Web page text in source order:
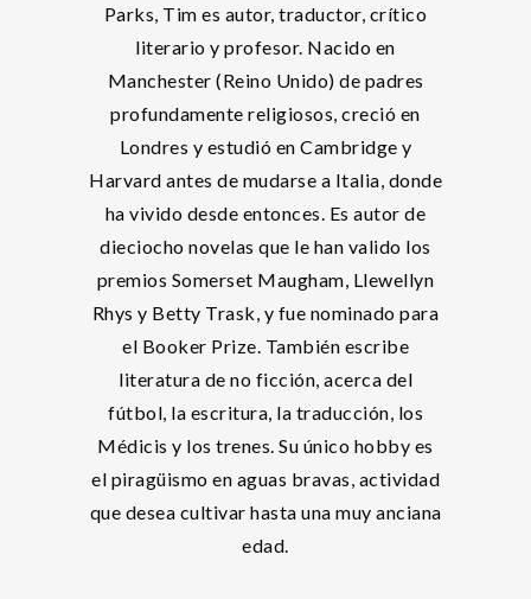
Parks, Tim es autor, traductor, crítico
literario y profesor. Nacido en
Manchester (Reino Unido) de padres
profundamente religiosos, creció en
Londres y estudió en Cambridge y
Harvard antes de mudarse a Italia, donde
ha vivido desde entonces. Es autor de
dieciocho novelas que le han valido los
premios Somerset Maugham, Llewellyn
Rhys y Betty Trask, y fue nominado para
el Booker Prize. También escribe
literatura de no ficción, acerca del
fútbol, la escritura, la traducción, los
Médicis y los trenes. Su único hobby es
el piragüismo en aguas bravas, actividad
que desea cultivar hasta una muy anciana
edad.